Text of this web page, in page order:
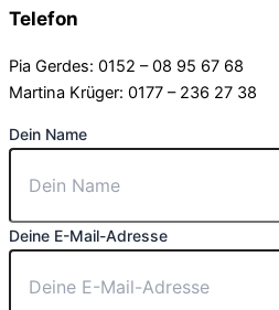
Telefon
Pia Gerdes: 0152 – 08 95 67 68
Martina Krüger: 0177 – 236 27 38
Dein Name
Deine E-Mail-Adresse